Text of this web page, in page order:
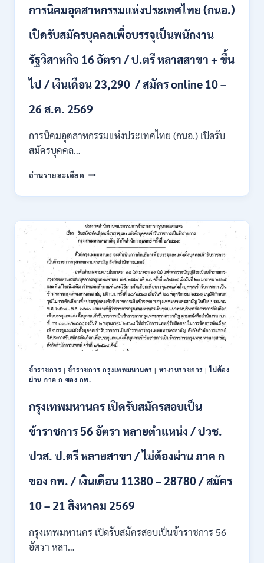
การนิคมอุตสาหกรรมแห่งประเทศไทย (กนอ.)
เปิดรับสมัครบุคคลเพื่อบรรจุเป็นพนักงาน
รัฐวิสาหกิจ 16 อัตรา / ป.ตรี หลาสสาขา + ขึ้น
ไป / เงินเดือน 23,290 / สมัคร online 10 –
26 ส.ค. 2569
การนิคมอุตสาหกรรมแห่งประเทศไทย (กนอ.) เปิดรับ
สมัครบุคคล…
อ่านรายละเอียด การ
อุตสาหกรรม
ประเทศไทย
(กนอ.)
เปิด
รับ
สมัคร
บุคคล
เพื่อ
บรรจุ
เป็น
พนักงาน
รัฐวิสาหกิจ
16
/
ป.ตรี
ส
+
ไป
เงิน
23,290
สมัคร
ONLINE
ข้าราชการ |ข้าราชการ กรุงเทพมหานคร | หางานราชการ |ไม่ต้อง
ผ่าน ภาค ก ของ กพ.
กรุงเทพมหานคร เปิดรับสมัครสอบเป็น
ข้าราชการ 56 อัตรา หลายตำแหน่ง / ปวช.
ปวส. ป.ตรี หลายสาขา / ไม่ต้องผ่าน ภาค ก
ของ กพ. / เงินเดือน 11380 – 28780 / สมัคร
10 – 21 สิงหาคม 2569
กรุงเทพมหานคร เปิดรับสมัครสอบเป็นข้าราชการ 56
อัตรา หลา…